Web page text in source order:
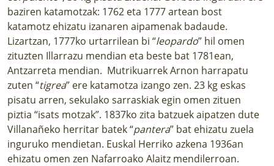
baziren katamotzak: 1762 eta 1777 artean bost
katamotz ehizatu izanaren aipamenak badaude.
Lizartzan, 1777ko urtarrilean bi “leopardo” hil omen
zituzten Illarrazu mendian eta beste bat 1781ean,
Antzarreta mendian. Mutrikuarrek Arnon harrapatu
zuten “tigrea” ere katamotza izango zen. 23 kg eskas
pisatu arren, sekulako sarraskiak egin omen zituen
piztia “isats motzak”. 1837ko zita batzuek aipatzen dute
Villanañeko herritar batek “pantera” bat ehizatu zuela
inguruko mendietan. Euskal Herriko azkena 1936an
ehizatu omen zen Nafarroako Alaitz mendilerroan.